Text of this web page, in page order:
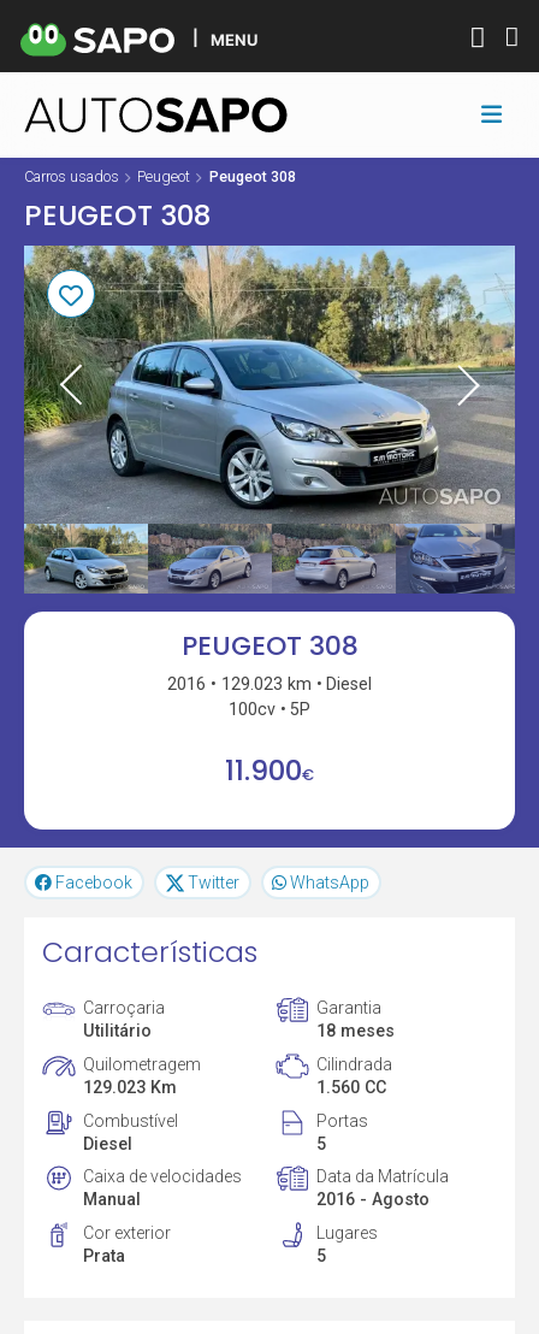
MENU
Carros usados Peugeot Peugeot 308
PEUGEOT 308
PEUGEOT 308
2016 129.023 km
Diesel
100cv
5P
11.900€
Facebook Twitter WhatsApp
Características
Carroçaria
Utilitário
Garantia
18 meses
Quilometragem
129.023 Km
Cilindrada
1.560 CC
Combustível
Diesel
Portas
5
Caixa de velocidades
Manual
Data da Matrícula
2016 - Agosto
Cor exterior
Prata
Lugares
5